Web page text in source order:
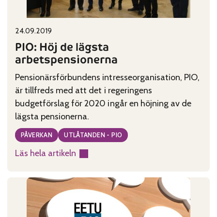
fattigdomen
bland
pensionärer
Published on:
24.09.2019
PIO: Höj de lägsta
arbetspensionerna
Pensionärsförbundens intresseorganisation, PIO,
är tillfreds med att det i regeringens
budgetförslag för 2020 ingår en höjning av de
lägsta pensionerna.
Categories:
PÅVERKAN UTLÅTANDEN - PIO
Läs hela artikeln
:
lägsta